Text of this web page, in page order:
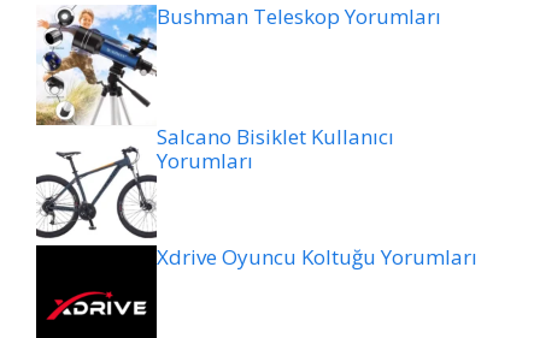
Bushman Teleskop Yorumları
Salcano Bisiklet Kullanıcı
Yorumları
Xdrive Oyuncu Koltuğu Yorumları